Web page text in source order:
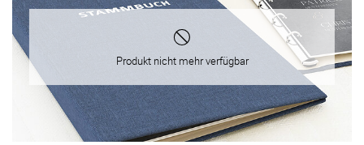
Produkt nicht mehr verfügbar